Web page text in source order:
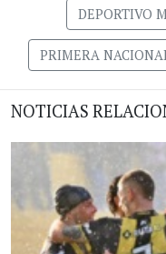
DEPORTIVO
PRIMERA
NOTICIAS